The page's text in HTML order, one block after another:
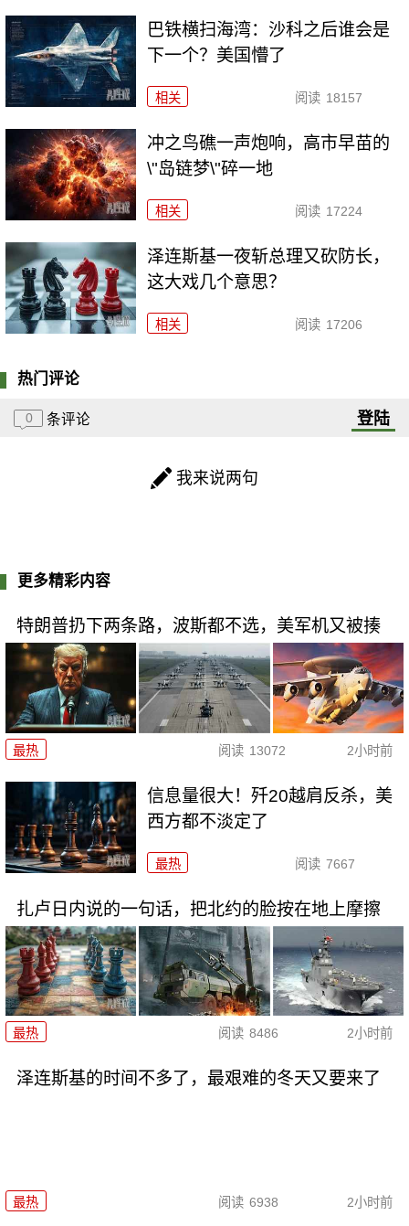
巴铁横扫海湾：沙科之后谁会是
下一个？美国懵了
相关 阅读 18157
冲之鸟礁一声炮响，高市早苗的
\"岛链梦\"碎一地
相关 阅读 17224
泽连斯基一夜斩总理又砍防长，
这大戏几个意思？
相关 阅读 17206
热门评论
0 条评论 登陆
我来说两句
更多精彩内容
特朗普扔下两条路，波斯都不选，美军机又被揍
最热 阅读 13072 2小时前
信息量很大！歼20越肩反杀，美
西方都不淡定了
最热 阅读 7667
扎卢日内说的一句话，把北约的脸按在地上摩擦
最热 阅读 8486 2小时前
泽连斯基的时间不多了，最艰难的冬天又要来了
最热 阅读 6938 2小时前